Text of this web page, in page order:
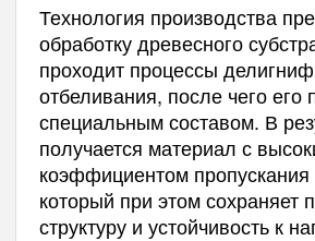
Технология производства
обработку древесного
проходит процессы
отбеливания, после чего его
специальным составом. В
получается материал с
коэффициентом пропускания
который при этом сохраняет
структуру и устойчивость к